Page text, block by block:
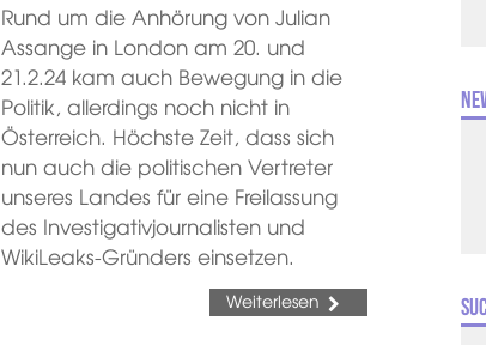
Rund um die Anhörung von Julian
Assange in London am 20. und
21.2.24 kam auch Bewegung in die
Politik, allerdings noch nicht in
Österreich. Höchste Zeit, dass sich
nun auch die politischen Vertreter
unseres Landes für eine Freilassung
des Investigativjournalisten und
WikiLeaks-Gründers einsetzen.
Weiterlesen